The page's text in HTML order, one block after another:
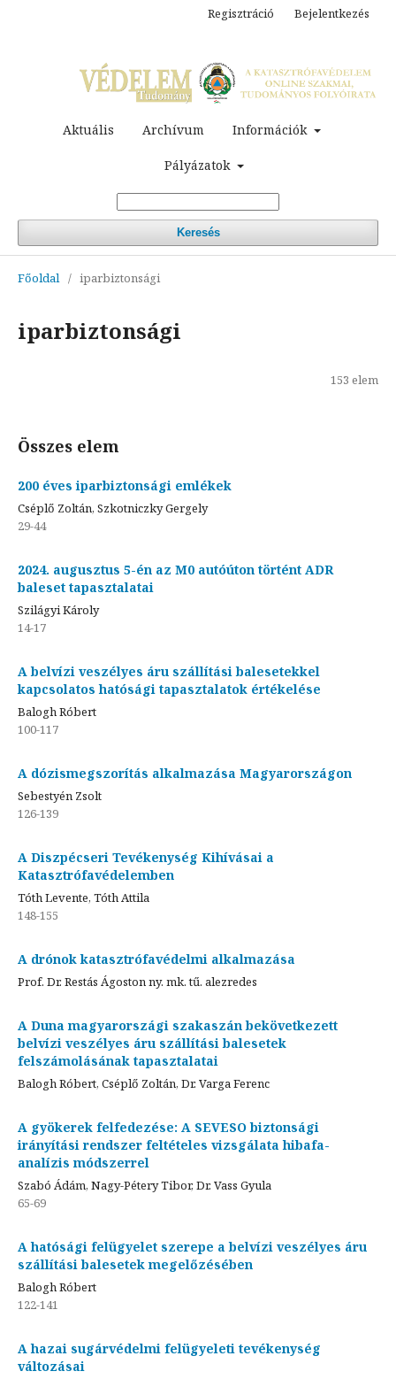
Aktuális Archívum Információk
Pályázatok
Keresés
Regisztráció Bejelentkezés
Főoldal / iparbiztonsági
iparbiztonsági
153 elem
Összes elem
200 éves iparbiztonsági emlékek
Cséplő Zoltán, Szkotniczky Gergely
29-44
2024. augusztus 5-én az M0 autóúton történt ADR
baleset tapasztalatai
Szilágyi Károly
14-17
A belvízi veszélyes áru szállítási balesetekkel
kapcsolatos hatósági tapasztalatok értékelése
Balogh Róbert
100-117
A dózismegszorítás alkalmazása Magyarországon
Sebestyén Zsolt
126-139
A Diszpécseri Tevékenység Kihívásai a
Katasztrófavédelemben
Tóth Levente, Tóth Attila
148-155
A drónok katasztrófavédelmi alkalmazása
Prof. Dr. Restás Ágoston ny. mk. tű. alezredes
A Duna magyarországi szakaszán bekövetkezett
belvízi veszélyes áru szállítási balesetek
felszámolásának tapasztalatai
Balogh Róbert, Cséplő Zoltán, Dr. Varga Ferenc
A gyökerek felfedezése: A SEVESO biztonsági
irányítási rendszer feltételes vizsgálata hibafa-
analízis módszerrel
Szabó Ádám, Nagy-Pétery Tibor, Dr. Vass Gyula
65-69
A hatósági felügyelet szerepe a belvízi veszélyes áru
szállítási balesetek megelőzésében
Balogh Róbert
122-141
A hazai sugárvédelmi felügyeleti tevékenység
változásai